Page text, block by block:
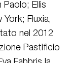
Paolo; Ellis
York; Fluxia,
nel 2012
Pastificio